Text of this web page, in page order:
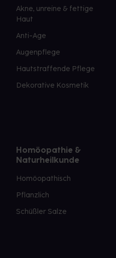
Akne, unreine & fettige
Haut
Anti-Age
Augenpflege
Hautstraffende Pflege
Dekorative Kosmetik
Homöopathie &
Naturheilkunde
Homöopathisch
Pflanzlich
Schüßler Salze